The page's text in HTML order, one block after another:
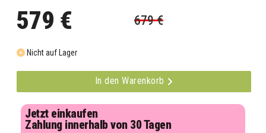
579 € 679 €
Nicht auf Lager
In den Warenkorb
Jetzt einkaufen
Zahlung innerhalb von 30 Tagen